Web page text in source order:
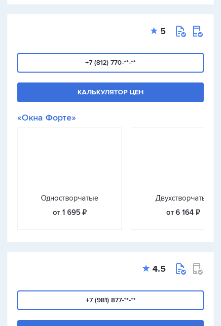
5
+7 (812) 770-**-**
КАЛЬКУЛЯТОР ЦЕН
«Окна Форте»
Одностворчатые
от 1 695 ₽
Двухстворчатые
от 6 164 ₽
4.5
+7 (981) 877-**-**